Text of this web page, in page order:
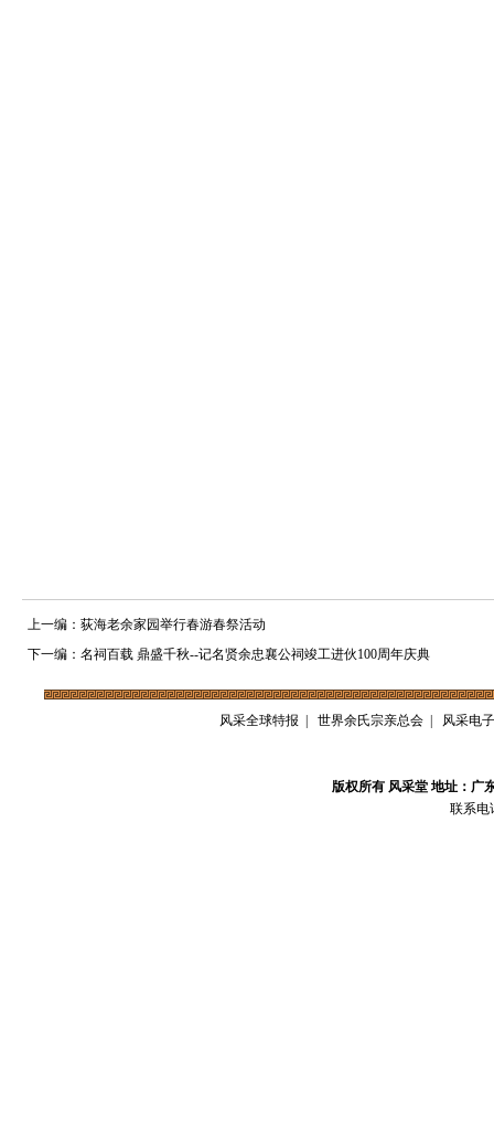
上一编：荻海老余家园举行春游春祭活动
下一编：名祠百载 鼎盛千秋--记名贤余忠襄公祠竣工进伙100周年庆典
风采全球特报 世界余氏宗亲总会 风采电
版权所有 风采堂 地址：广
联系电